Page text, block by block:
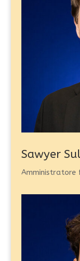
Sawyer
Amministratore